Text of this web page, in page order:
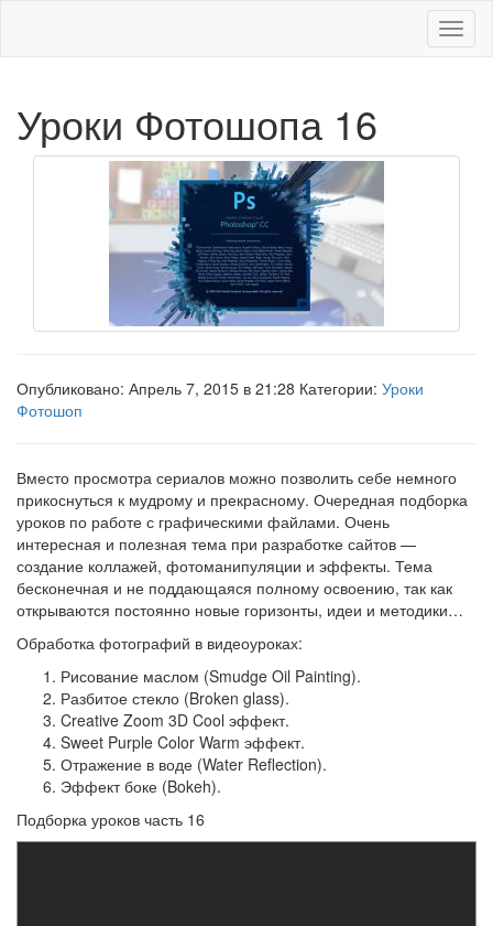
Меню
Уроки Фотошопа 16
Опубликовано: Апрель 7, 2015 в 21:28 Категории: Уроки
Фотошоп
Вместо просмотра сериалов можно позволить себе немного
прикоснуться к мудрому и прекрасному. Очередная подборка
уроков по работе с графическими файлами. Очень
интересная и полезная тема при разработке сайтов —
создание коллажей, фотоманипуляции и эффекты. Тема
бесконечная и не поддающаяся полному освоению, так как
открываются постоянно новые горизонты, идеи и методики…
Обработка фотографий в видеоуроках:
Рисование маслом (Smudge Oil Painting).
Разбитое стекло (Broken glass).
Creative Zoom 3D Cool эффект.
Sweet Purple Color Warm эффект.
Отражение в воде (Water Reflection).
Эффект боке (Bokeh).
Подборка уроков часть 16